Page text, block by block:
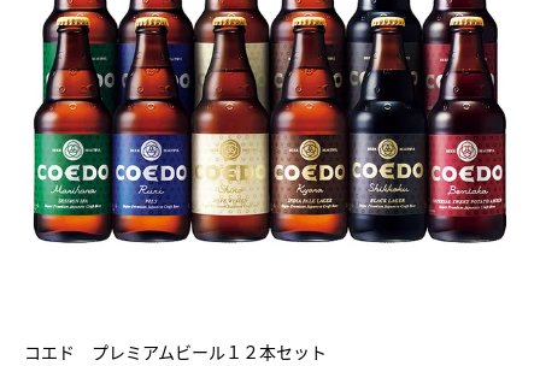
コエド プレミアムビール１２本セット